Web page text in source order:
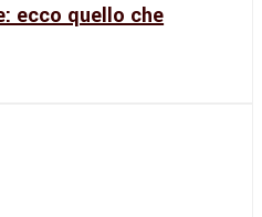
ecco quello che